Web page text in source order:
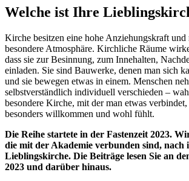
Welche ist Ihre
Kirche besitzen eine hohe Anziehungskraft und
besondere Atmosphäre. Kirchliche Räume
dass sie zur Besinnung, zum Innehalten,
einladen. Sie sind Bauwerke, denen man sich
und sie bewegen etwas in einem. Menschen
selbstverständlich individuell verschieden –
besondere Kirche, mit der man etwas
besonders willkommen und wohl fühlt.
Die Reihe startete in der Fastenzeit 2023.
die mit der Akademie verbunden sind, nach
Lieblingskirche. Die Beiträge lesen Sie an
2023 und darüber hinaus.